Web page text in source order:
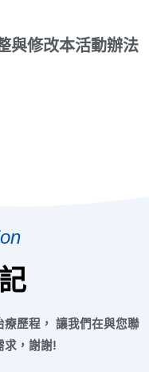
與修改本活動辦法
歷程， 讓我們在與您聯
求，謝謝!